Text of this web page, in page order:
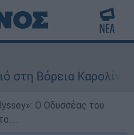
Καρολίνα ύστερα από
Ο Οδυσσέας του